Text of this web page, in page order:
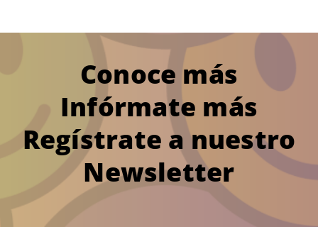
Conoce más
Infórmate más
Regístrate a nuestro
Newsletter